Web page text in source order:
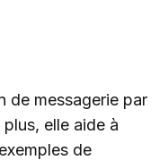
de messagerie par
elle aide à
de